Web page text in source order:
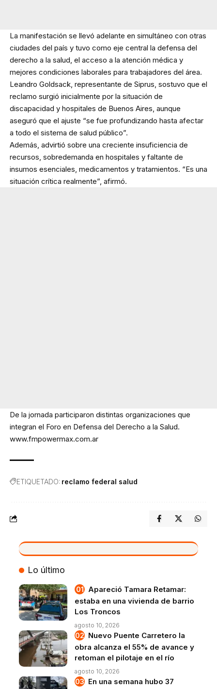
La manifestación se llevó adelante en simultáneo con otras
ciudades del país y tuvo como eje central la defensa del
derecho a la salud, el acceso a la atención médica y
mejores condiciones laborales para trabajadores del área.
Leandro Goldsack, representante de Siprus, sostuvo que el
reclamo surgió inicialmente por la situación de
discapacidad y hospitales de Buenos Aires, aunque
aseguró que el ajuste “se fue profundizando hasta afectar
a todo el sistema de salud público”.
Además, advirtió sobre una creciente insuficiencia de
recursos, sobredemanda en hospitales y faltante de
insumos esenciales, medicamentos y tratamientos. “Es una
situación crítica realmente”, afirmó.
De la jornada participaron distintas organizaciones que
integran el Foro en Defensa del Derecho a la Salud.
www.fmpowermax.com.ar
ETIQUETADO: reclamo federal salud
VIVO
Lo último
Apareció Tamara Retamar:
estaba en una vivienda de barrio
Los Troncos
agosto 10, 2026
Nuevo Puente Carretero la
obra alcanza el 55% de avance y
retoman el pilotaje en el río
agosto 10, 2026
En una semana hubo 37